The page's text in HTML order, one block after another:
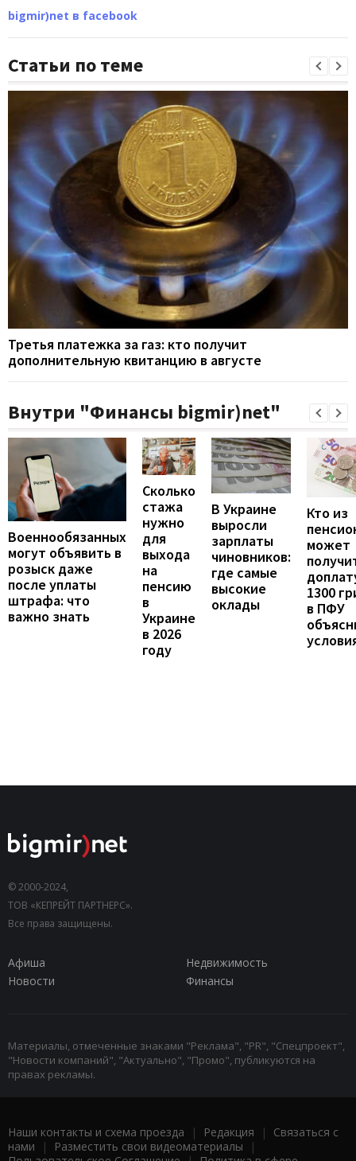
bigmir)net в facebook
Статьи по теме
Третья платежка за газ: кто получит
дополнительную квитанцию в августе
Внутри "Финансы bigmir)net"
Военнообязанных
могут объявить в
розыск даже
после уплаты
штрафа: что
важно знать
Сколько
стажа
нужно
для
выхода
на
пенсию
в
Украине
в 2026
году
В Украине
выросли
зарплаты
чиновников:
где самые
высокие
оклады
Кто из
может
1300
в ПФУ
© 2000-2024,
ТОВ «КЕПРЕЙТ ПАРТНЕРС».
Все права защищены.
Афиша
Недвижимость
Новости
Финансы
Материалы, отмеченные знаками "Реклама", "PR", "Спецпроект",
"Новости компаний", "Актуально", "Промо", публикуются на
правах рекламы.
Наши контакты и схема проезда | Редакция | Связаться с
нами | Разместить свои видеоматериалы |